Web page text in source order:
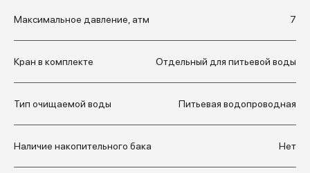
Максимальное давление, атм 7
Кран в комплекте Отдельный для питьевой воды
Тип очищаемой воды Питьевая водопроводная
Наличие накопительного бака Нет